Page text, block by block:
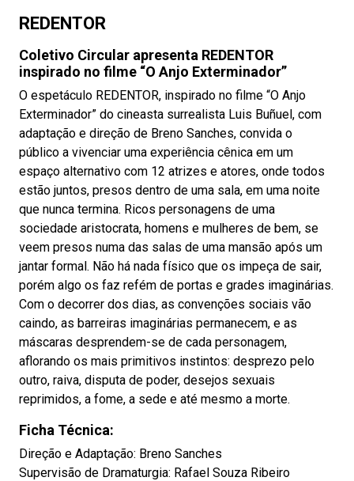
REDENTOR
Coletivo Circular apresenta REDENTOR
inspirado no filme “O Anjo Exterminador”
O espetáculo REDENTOR, inspirado no filme “O Anjo
Exterminador” do cineasta surrealista Luis Buñuel, com
adaptação e direção de Breno Sanches, convida o
público a vivenciar uma experiência cênica em um
espaço alternativo com 12 atrizes e atores, onde todos
estão juntos, presos dentro de uma sala, em uma noite
que nunca termina. Ricos personagens de uma
sociedade aristocrata, homens e mulheres de bem, se
veem presos numa das salas de uma mansão após um
jantar formal. Não há nada físico que os impeça de sair,
porém algo os faz refém de portas e grades imaginárias.
Com o decorrer dos dias, as convenções sociais vão
caindo, as barreiras imaginárias permanecem, e as
máscaras desprendem-se de cada personagem,
aflorando os mais primitivos instintos: desprezo pelo
outro, raiva, disputa de poder, desejos sexuais
reprimidos, a fome, a sede e até mesmo a morte.
Ficha Técnica:
Direção e Adaptação: Breno Sanches
Supervisão de Dramaturgia: Rafael Souza Ribeiro